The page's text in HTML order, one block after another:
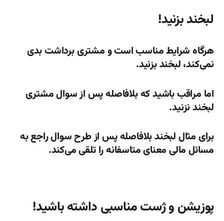
لبخند بزنید!
هرگاه شرایط مناسب است و مشتری برداشت بدی
نمی‌کند، لبخند بزنید.
اما مراقب باشید که بلافاصله پس از سوال مشتری
لبخند نزنید.
برای مثال لبخند بلافاصله پس از طرح سوال راجع به
مسائل مالی معنای متاسفانه را تلقی می‌کند.
پوزیشن و ژست مناسبی داشته باشید!